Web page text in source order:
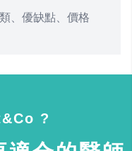
、優缺點、價格
?